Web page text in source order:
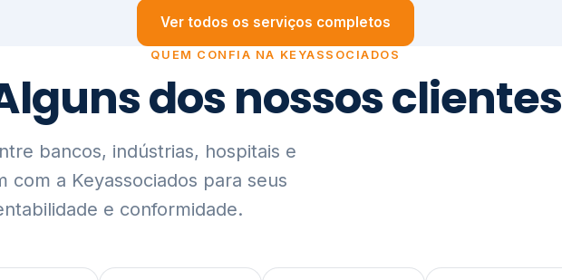
Ver todos os serviços completos
QUEM CONFIA NA KEYASSOCIADOS
dos nossos clientes
bancos, indústrias, hospitais e
a Keyassociados para seus
e conformidade.